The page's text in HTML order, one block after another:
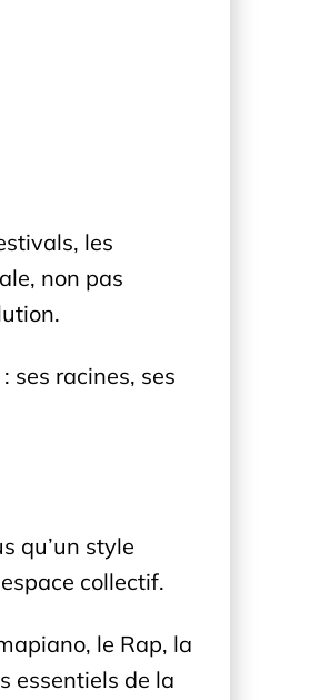
les
non pas
ses racines, ses
qu’un style
collectif.
le Rap, la
essentiels de la